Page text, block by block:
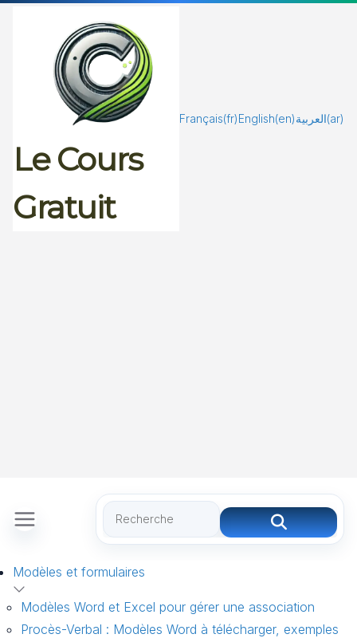
Le Cours
Gratuit
Français(fr) English(en)العربية(ar)
Modèles et formulaires
Modèles Word et Excel pour gérer une association
Procès-Verbal : Modèles Word à télécharger, exemples